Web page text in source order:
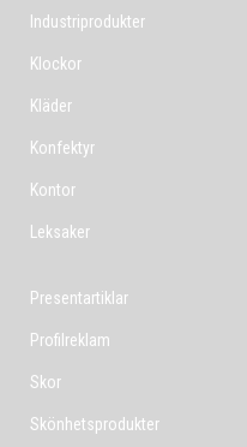
Industriprodukter
Klockor
Kläder
Konfektyr
Kontor
Leksaker
Presentartiklar
Profilreklam
Skor
Skönhetsprodukter